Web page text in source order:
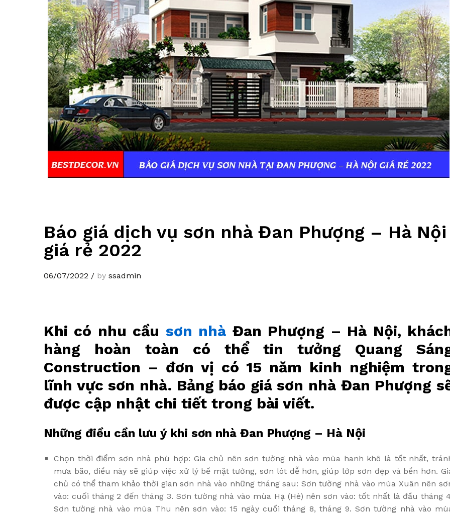
Báo giá dịch vụ sơn nhà Đan Phượng – Hà Nội
giá rẻ 2022
06/07/2022 / by ssadmin
Khi có nhu cầu sơn nhà Đan Phượng – Hà Nội,
hàng hoàn toàn có thể tin tưởng Quang
Construction – đơn vị có 15 năm kinh nghiệm
lĩnh vực sơn nhà. Bảng báo giá sơn nhà Đan Phượng
được cập nhật chi tiết trong bài viết.
Những điều cần lưu ý khi sơn nhà Đan Phượng – Hà Nội
Chọn thời điểm sơn nhà phù hợp: Gia chủ nên sơn tường nhà vào mùa hanh khô là tốt nhất,
mưa bão, điều này sẽ giúp việc xử lý bề mặt tường, sơn lót dễ hơn, giúp lớp sơn đẹp và bền hơn.
chủ có thể tham khảo thời gian sơn nhà vào những tháng sau: Sơn tường nhà vào mùa Xuân nên
vào: cuối tháng 2 đến tháng 3. Sơn tường nhà vào mùa Hạ (Hè) nên sơn vào: tốt nhất là đầu tháng
Sơn tường nhà vào mùa Thu nên sơn vào: 15 ngày cuối tháng 8, tháng 9. Sơn tường nhà vào